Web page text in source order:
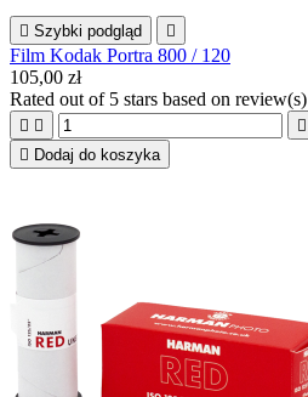
 Szybki podgląd 
Film Kodak Portra 800 / 120
105,00 zł
Rated out of 5 stars based on review(s)
  
 Dodaj do koszyka